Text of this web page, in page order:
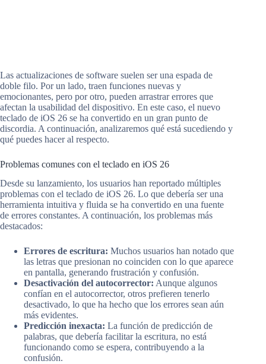
Las actualizaciones de software suelen ser una espada de
doble filo. Por un lado, traen funciones nuevas y
emocionantes, pero por otro, pueden arrastrar errores que
afectan la usabilidad del dispositivo. En este caso, el nuevo
teclado de iOS 26 se ha convertido en un gran punto de
discordia. A continuación, analizaremos qué está sucediendo y
qué puedes hacer al respecto.
Problemas comunes con el teclado en iOS 26
Desde su lanzamiento, los usuarios han reportado múltiples
problemas con el teclado de iOS 26. Lo que debería ser una
herramienta intuitiva y fluida se ha convertido en una fuente
de errores constantes. A continuación, los problemas más
destacados:
Errores de escritura: Muchos usuarios han notado que
las letras que presionan no coinciden con lo que aparece
en pantalla, generando frustración y confusión.
Desactivación del autocorrector: Aunque algunos
confían en el autocorrector, otros prefieren tenerlo
desactivado, lo que ha hecho que los errores sean aún
más evidentes.
Predicción inexacta: La función de predicción de
palabras, que debería facilitar la escritura, no está
funcionando como se espera, contribuyendo a la
confusión.